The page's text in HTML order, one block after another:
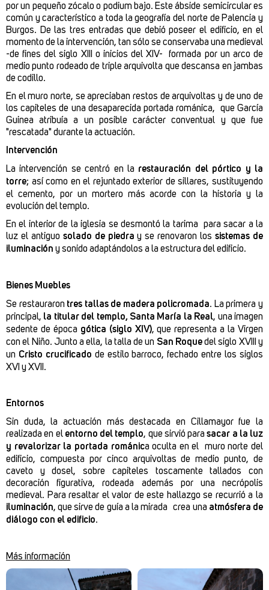
por un pequeño zócalo o podium bajo. Este ábside semicircular es
común y característico a toda la geografía del norte de Palencia y
Burgos. De las tres entradas que debió poseer el edificio, en el
momento de la intervención, tan sólo se conservaba una medieval
-de fines del siglo XIII o inicios del XIV- formada por un arco de
medio punto rodeado de triple arquivolta que descansa en jambas
de codillo.
En el muro norte, se apreciaban restos de arquivoltas y de uno de
los capiteles de una desaparecida portada románica, que García
Guinea atribuía a un posible carácter conventual y que fue
"rescatada" durante la actuación.
Intervención
La intervención se centró en la restauración del pórtico y la
torre; así como en el rejuntado exterior de sillares, sustituyendo
el cemento, por un mortero más acorde con la historia y la
evolución del templo.
En el interior de la iglesia se desmontó la tarima para sacar a la
luz el antiguo solado de piedra y se renovaron lossistemas de
iluminación y sonido adaptándolos a la estructura del edificio.
Bienes Muebles
Se restauraron tres tallas de madera policromada. La primera y
principal, la titular del templo, Santa María la Real, una imagen
sedente de época gótica (siglo XIV), que representa a la Virgen
con el Niño. Junto a ella, la talla de un San Roquedel siglo XVIII y
un Cristo crucificado de estilo barroco, fechado entre los siglos
XVI y XVII.
Entornos
Sin duda, la actuación más destacada en Cillamayor fue la
realizada en el entorno del templo, que sirvió parasacar a la luz
y revalorizar la portada románica oculta en el muro norte del
edificio, compuesta por cinco arquivoltas de medio punto, de
caveto y dosel, sobre capiteles toscamente tallados con
decoración figurativa, rodeada además por una necrópolis
medieval. Para resaltar el valor de este hallazgo se recurrió a la
iluminación, que sirve de guía a la mirada crea una atmósfera de
diálogo con el edificio.
Más información